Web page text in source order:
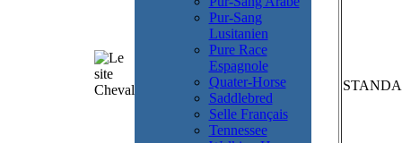
Pur-Sang
Lusitanien
Pure Race
Espagnole
Quater-Horse
Saddlebred
Selle Français
Tennessee